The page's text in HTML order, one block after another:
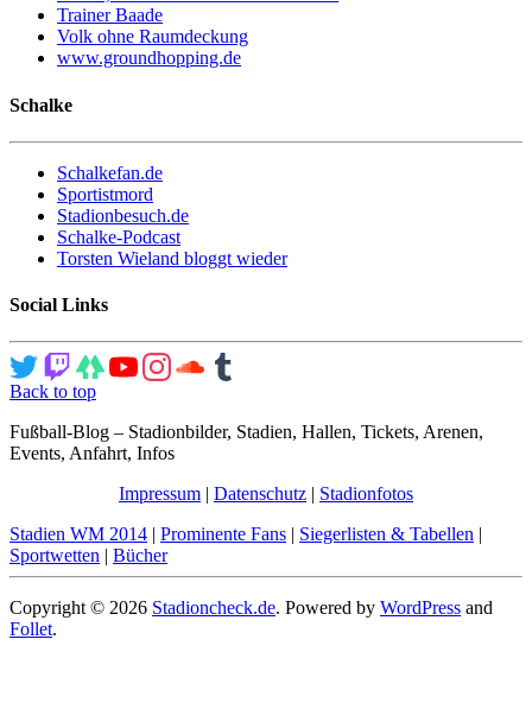
Trainer Baade
Volk ohne Raumdeckung
www.groundhopping.de
Schalke
Schalkefan.de
Sportistmord
Stadionbesuch.de
Schalke-Podcast
Torsten Wieland bloggt wieder
Social Links
Back to top
Fußball-Blog – Stadionbilder, Stadien, Hallen, Tickets, Arenen,
Events, Anfahrt, Infos
Impressum | Datenschutz | Stadionfotos
Stadien WM 2014 | Prominente Fans | Siegerlisten & Tabellen |
Sportwetten | Bücher
Copyright © 2026 Stadioncheck.de. Powered by WordPress and
Follet.